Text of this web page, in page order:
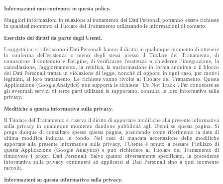
Informazioni non contenute in questa policy.
Maggiori informazioni in relazione al trattamento dei Dati Personali potranno essere richieste
in qualsiasi momento al Titolare del Trattamento utilizzando le informazioni di contatto.
Esercizio dei diritti da parte degli Utenti.
I soggetti cui si riferiscono i Dati Personali hanno il diritto in qualunque momento di ottenere
la conferma dell'esistenza o meno degli stessi presso il Titolare del Trattamento, di
conoscerne il contenuto e l'origine, di verificarne l'esattezza o chiederne l’integrazione, la
cancellazione, l'aggiornamento, la rettifica, la trasformazione in forma anonima o il blocco
dei Dati Personali trattati in violazione di legge, nonché di opporsi in ogni caso, per motivi
legittimi, al loro trattamento. Le richieste vanno rivolte al Titolare del Trattamento. Questa
Applicazione (Google Analytics) non supporta le richieste “Do Not Track”. Per conoscere se
gli eventuali servizi di terze parti utilizzati le supportano, consulta le loro informativa sulla
privacy.
Modifiche a questa informativa sulla privacy.
Il Titolare del Trattamento si riserva il diritto di apportare modifiche alla presente informativa
sulla privacy in qualunque momento dandone pubblicità agli Utenti su questa pagina. Si
prega dunque di consultare spesso questa pagina, prendendo come riferimento la data di
ultima modifica indicata in fondo. Nel caso di mancata accettazione delle modifiche
apportate alla presente informativa sulla privacy, l’Utente è tenuto a cessare l’utilizzo di
questa Applicazione (Google Analytics) e può richiedere al Titolare del Trattamento di
rimuovere i propri Dati Personali. Salvo quanto diversamente specificato, la precedente
informativa sulla privacy continuerà ad applicarsi ai Dati Personali sino a quel momento
raccolti.
Informazioni su questa informativa sulla privacy.